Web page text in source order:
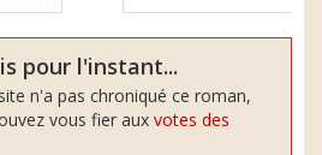
pour l'instant...
n'a pas chroniqué ce roman,
vous fier aux votes des